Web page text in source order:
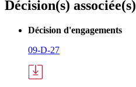
Décision(s) associée(s)
Décision d'engagements
09-D-27